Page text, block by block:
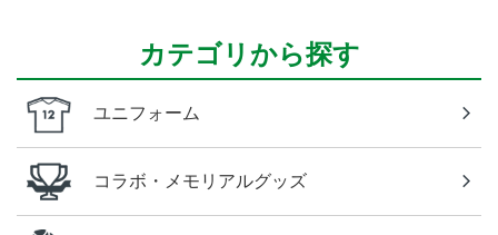
カテゴリから探す
ユニフォーム
コラボ・メモリアルグッズ